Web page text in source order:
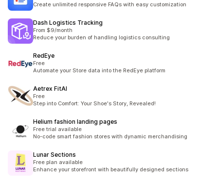
Create unlimited responsive FAQs with easy customization
Dash Logistics Tracking
From $9/month
Reduce your burden of handling logistics consulting
RedEye
Free
Automate your Store data into the RedEye platform
Aetrex FitAI
Free
Step into Comfort: Your Shoe's Story, Revealed!
Helium fashion landing pages
Free trial available
No-code smart fashion stores with dynamic merchandising
Lunar Sections
Free plan available
Enhance your storefront with beautifully designed sections